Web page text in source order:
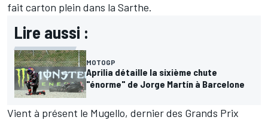
fait carton plein dans la Sarthe.
Lire aussi :
MOTOGP
Aprilia détaille la sixième chute
"énorme" de Jorge Martín à Barcelone
Vient à présent le Mugello, dernier des Grands Prix